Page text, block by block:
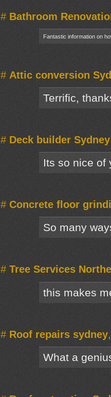
# Bathroom
Fantastic information on
# Attic conversion
Terrific,
# Deck builder Sydney
Its so nice of
# Concrete floor
So many
# Tree Services
this makes
# Roof repairs sydney
What a